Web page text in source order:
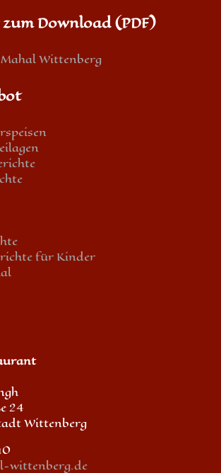
Download (PDF)
Wittenberg
für Kinder
24
Wittenberg
wittenberg.de